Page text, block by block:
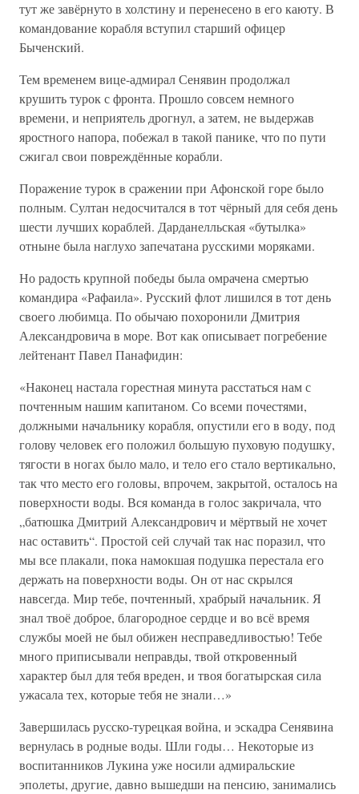
тут же завёрнуто в холстину и перенесено в его каюту. В
командование корабля вступил старший офицер
Быченский.
Тем временем вице-адмирал Сенявин продолжал
крушить турок с фронта. Прошло совсем немного
времени, и неприятель дрогнул, а затем, не выдержав
яростного напора, побежал в такой панике, что по пути
сжигал свои повреждённые корабли.
Поражение турок в сражении при Афонской горе было
полным. Султан недосчитался в тот чёрный для себя день
шести лучших кораблей. Дарданелльская «бутылка»
отныне была наглухо запечатана русскими моряками.
Но радость крупной победы была омрачена смертью
командира «Рафаила». Русский флот лишился в тот день
своего любимца. По обычаю похоронили Дмитрия
Александровича в море. Вот как описывает погребение
лейтенант Павел Панафидин:
«Наконец настала горестная минута расстаться нам с
почтенным нашим капитаном. Со всеми почестями,
должными начальнику корабля, опустили его в воду, под
голову человек его положил большую пуховую подушку,
тягости в ногах было мало, и тело его стало вертикально,
так что место его головы, впрочем, закрытой, осталось на
поверхности воды. Вся команда в голос закричала, что
„батюшка Дмитрий Александрович и мёртвый не хочет
нас оставить“. Простой сей случай так нас поразил, что
мы все плакали, пока намокшая подушка перестала его
держать на поверхности воды. Он от нас скрылся
навсегда. Мир тебе, почтенный, храбрый начальник. Я
знал твоё доброе, благородное сердце и во всё время
службы моей не был обижен несправедливостью! Тебе
много приписывали неправды, твой откровенный
характер был для тебя вреден, и твоя богатырская сила
ужасала тех, которые тебя не знали…»
Завершилась русско-турецкая война, и эскадра Сенявина
вернулась в родные воды. Шли годы… Некоторые из
воспитанников Лукина уже носили адмиральские
эполеты, другие, давно вышедши на пенсию, занимались